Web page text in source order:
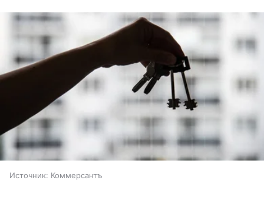
Источник: Коммерсантъ